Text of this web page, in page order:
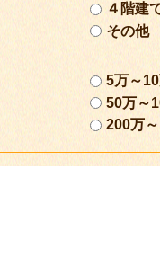
４階建
その他
5万～
50万～
200万～